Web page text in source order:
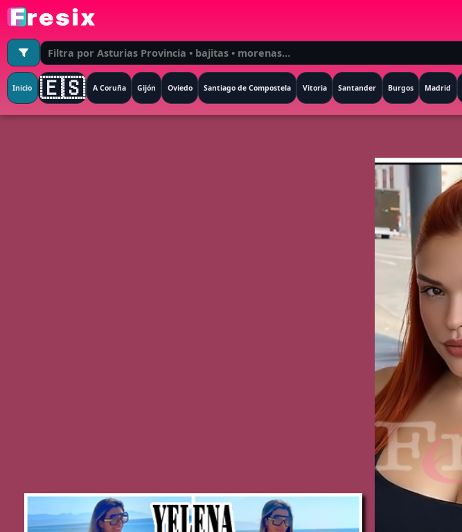
Inicio 🇪🇸 A Coruña Gijón Oviedo Santiago de Compostela Vitoria Santander Burgos Madrid